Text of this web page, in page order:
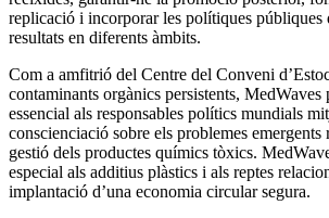
replicació i incorporar les polítiques públiques
resultats en diferents àmbits.
Com a amfitrió del Centre del Conveni
contaminants orgànics persistents,
essencial als responsables polítics mundials
conscienciació sobre els problemes emergents
gestió dels productes químics tòxics.
especial als additius plàstics i als reptes
implantació d’una economia circular segura.